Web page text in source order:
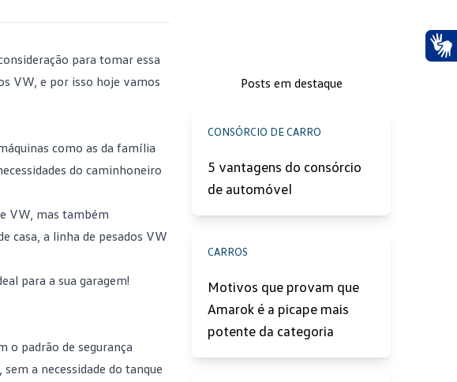
para tomar essa
VW, e por isso hoje vamos
como as da família
do caminhoneiro
VW, mas também
casa, a linha de pesados VW
para a sua garagem!
o padrão de segurança
a necessidade do tanque
Posts em destaque
CONSÓRCIO DE CARRO
5 vantagens do consórcio
de automóvel
CARROS
Motivos que provam que
Amarok é a picape mais
potente da categoria